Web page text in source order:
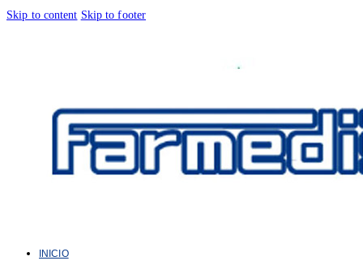
Skip to content Skip to footer
INICIO